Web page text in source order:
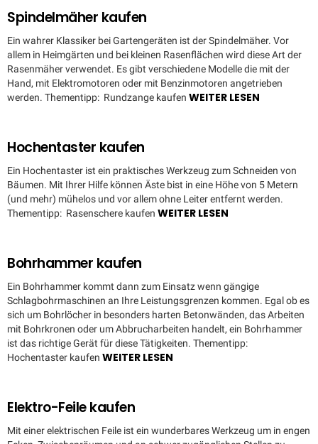
Spindelmäher kaufen
Ein wahrer Klassiker bei Gartengeräten ist der Spindelmäher. Vor
allem in Heimgärten und bei kleinen Rasenflächen wird diese Art der
Rasenmäher verwendet. Es gibt verschiedene Modelle die mit der
Hand, mit Elektromotoren oder mit Benzinmotoren angetrieben
werden. Thementipp: Rundzange kaufen WEITER LESEN
Hochentaster kaufen
Ein Hochentaster ist ein praktisches Werkzeug zum Schneiden von
Bäumen. Mit Ihrer Hilfe können Äste bist in eine Höhe von 5 Metern
(und mehr) mühelos und vor allem ohne Leiter entfernt werden.
Thementipp: Rasenschere kaufen WEITER LESEN
Bohrhammer kaufen
Ein Bohrhammer kommt dann zum Einsatz wenn gängige
Schlagbohrmaschinen an Ihre Leistungsgrenzen kommen. Egal ob es
sich um Bohrlöcher in besonders harten Betonwänden, das Arbeiten
mit Bohrkronen oder um Abbrucharbeiten handelt, ein Bohrhammer
ist das richtige Gerät für diese Tätigkeiten. Thementipp:
Hochentaster kaufen WEITER LESEN
Elektro-Feile kaufen
Mit einer elektrischen Feile ist ein wunderbares Werkzeug um in engen